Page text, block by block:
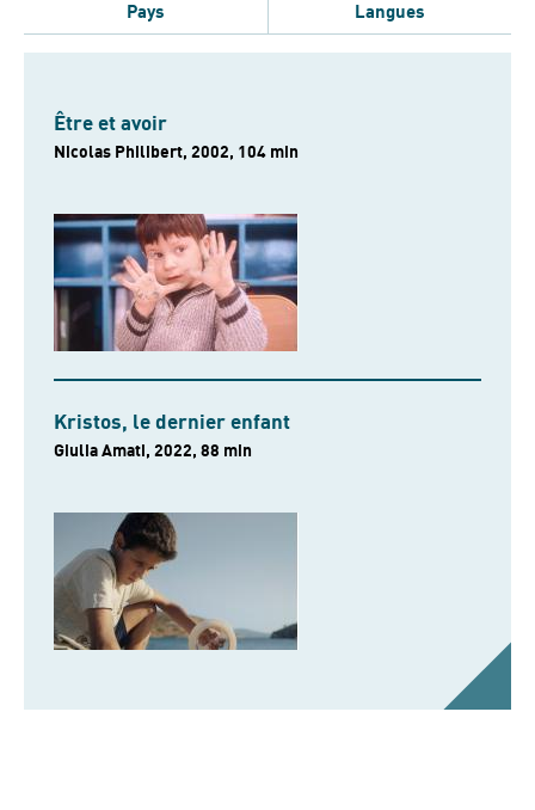
Pays Langues
Être et avoir
Nicolas Philibert, 2002, 104 min
Kristos, le dernier enfant
Giulia Amati, 2022, 88 min